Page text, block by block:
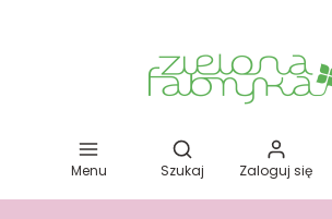
Menu
Otwórz wyszukiwarkę
Szukaj Zaloguj się